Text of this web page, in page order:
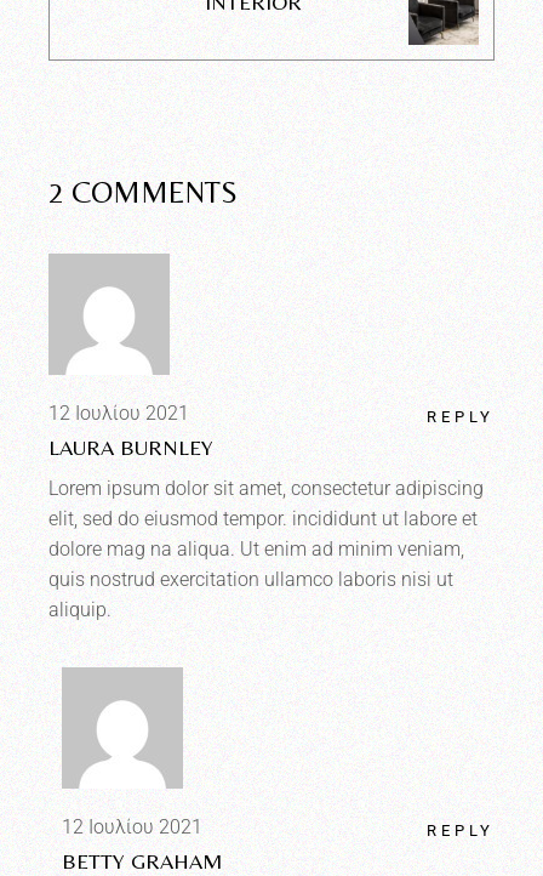
2 COMMENTS
12 Ιουλίου 2021
LAURA BURNLEY
Lorem ipsum dolor sit amet, consectetur adipiscing
elit, sed do eiusmod tempor. incididunt ut labore et
dolore mag na aliqua. Ut enim ad minim veniam,
quis nostrud exercitation ullamco laboris nisi ut
aliquip.
REPLY
12 Ιουλίου 2021
BETTY GRAHAM
REPLY